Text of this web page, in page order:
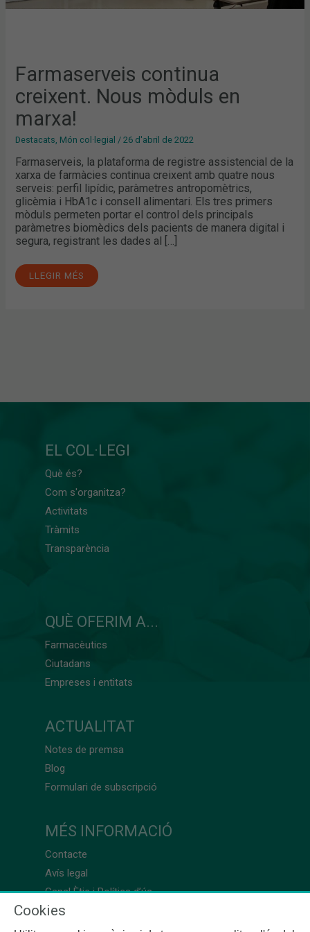
Farmaserveis continua
creixent. Nous mòduls en
marxa!
Destacats, Món col·legial /26 d'abril de 2022
Farmaserveis, la plataforma de registre assistencial de la
xarxa de farmàcies continua creixent amb quatre nous
serveis: perfil lipídic, paràmetres antropomètrics,
glicèmia i HbA1c i consell alimentari. Els tres primers
mòduls permeten portar el control dels principals
paràmetres biomèdics dels pacients de manera digital i
segura, registrant les dades al […]
LLEGIR MÉS
EL COL·LEGI
Què és?
Com s'organitza?
Activitats
Tràmits
Transparència
QUÈ OFERIM A...
Farmacèutics
Ciutadans
Empreses i entitats
ACTUALITAT
Notes de premsa
Blog
Formulari de subscripció
MÉS INFORMACIÓ
Contacte
Avís legal
Canal Ètic i Política d’ús
Cookies